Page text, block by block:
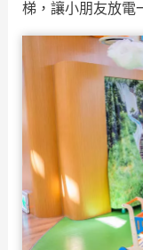
梯，讓小朋友放電